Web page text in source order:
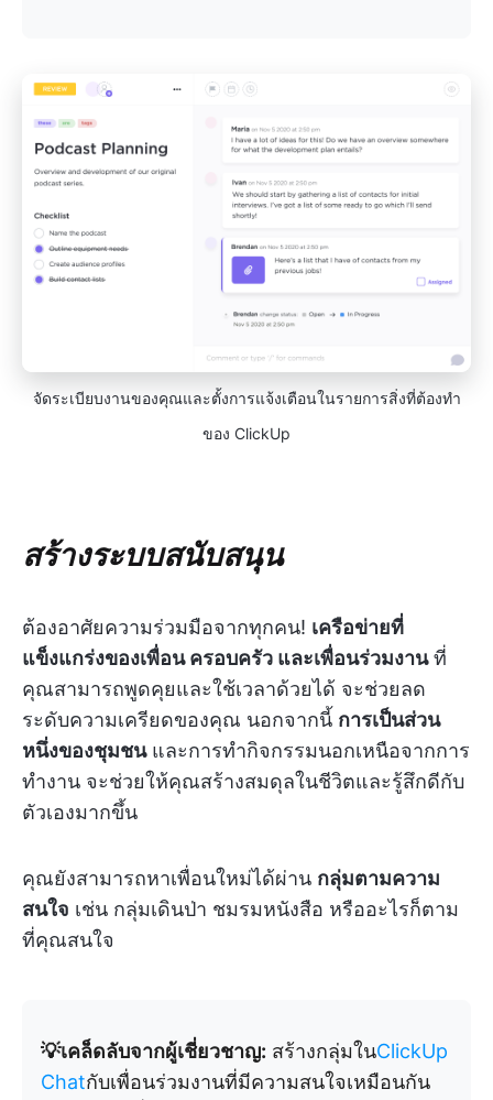
จัดระเบียบงานของคุณและตั้งการแจ้งเตือนในรายการสิ่งที่ต้องทำ
ของ ClickUp
สร้างระบบสนับสนุน
ต้องอาศัยความร่วมมือจากทุกคน! เครือข่ายที่
แข็งแกร่งของเพื่อน ครอบครัว และเพื่อนร่วมงานที่
คุณสามารถพูดคุยและใช้เวลาด้วยได้ จะช่วยลด
ระดับความเครียดของคุณ นอกจากนี้ การเป็นส่วน
หนึ่งของชุมชนและการทำกิจกรรมนอกเหนือจากการ
ทำงาน จะช่วยให้คุณสร้างสมดุลในชีวิตและรู้สึกดีกับ
ตัวเองมากขึ้น
คุณยังสามารถหาเพื่อนใหม่ได้ผ่าน กลุ่มตามความ
สนใจ เช่น กลุ่มเดินป่า ชมรมหนังสือ หรืออะไรก็ตาม
ที่คุณสนใจ
💡เคล็ดลับจากผู้เชี่ยวชาญ: สร้างกลุ่มในClickUp
Chatกับเพื่อนร่วมงานที่มีความสนใจเหมือนกัน